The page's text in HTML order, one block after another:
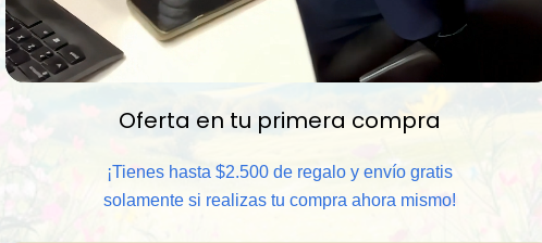
Oferta en tu primera compra
¡Tienes hasta $2.500 de regalo y envío gratis
solamente si realizas tu compra ahora mismo!
📦 Comprar al por mayor